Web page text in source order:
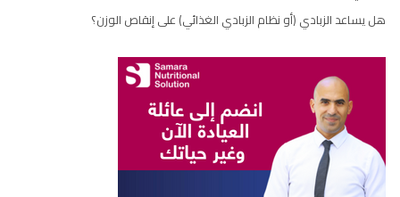
هل يساعد الزبادي (أو نظام الزبادي الغذائي) على إنقاص الوزن؟